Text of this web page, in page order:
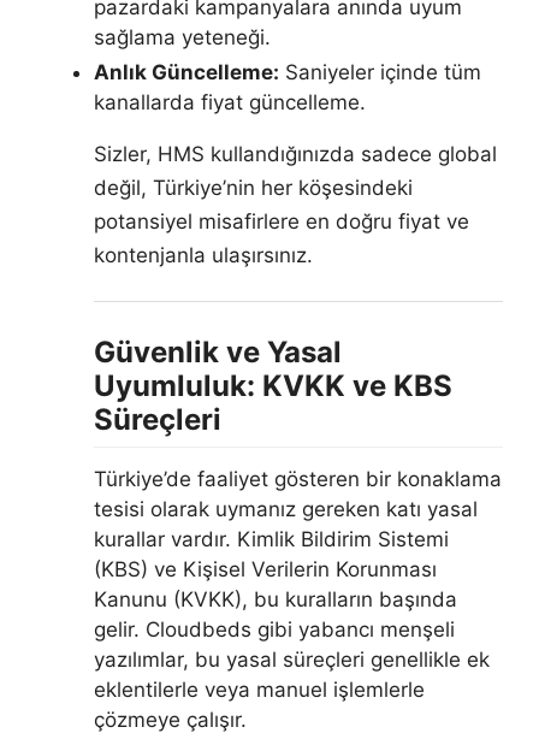
pazardaki kampanyalara anında uyum
sağlama yeteneği.
Anlık Güncelleme: Saniyeler içinde tüm
kanallarda fiyat güncelleme.
Sizler, HMS kullandığınızda sadece global
değil, Türkiye’nin her köşesindeki
potansiyel misafirlere en doğru fiyat ve
kontenjanla ulaşırsınız.
Güvenlik ve Yasal
Uyumluluk: KVKK ve KBS
Süreçleri
Türkiye’de faaliyet gösteren bir konaklama
tesisi olarak uymanız gereken katı yasal
kurallar vardır. Kimlik Bildirim Sistemi
(KBS) ve Kişisel Verilerin Korunması
Kanunu (KVKK), bu kuralların başında
gelir. Cloudbeds gibi yabancı menşeli
yazılımlar, bu yasal süreçleri genellikle ek
eklentilerle veya manuel işlemlerle
çözmeye çalışır.